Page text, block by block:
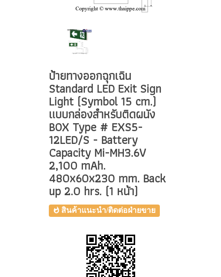
ป้ายทางออกฉุกเฉิน
Standard LED Exit Sign
Light (Symbol 15 cm.)
แบบกล่องสำหรับติดผนัง
BOX Type # EXS5-
12LED/S - Battery
Capacity Mi-MH3.6V
2,100 mAh.
480x60x230 mm. Back
up 2.0 hrs. (1 หน้า)
สินค้าแนะนำ/ติดต่อฝ่ายขาย